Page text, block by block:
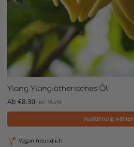
Ylang Ylang ätherisches Öl
Ab €8.30 inc. MwSt
Ausführung wählen
Vegan freundlich